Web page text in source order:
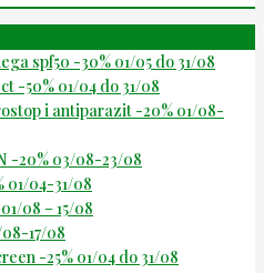
spf50 -30% 01/05 do 31/08
-50% 01/04 do 31/08
i antiparazit -20% 01/08-
-20% 03/08-23/08
01/04-31/08
08 – 15/08
17/08
-25% 01/04 do 31/08